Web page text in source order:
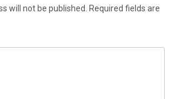
will not be published.
Required fields are